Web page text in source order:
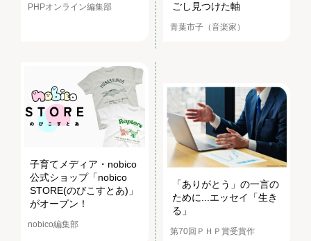
PHPオンライン編集部
ごし見つけた軸
青葉市子（音楽家）
子育てメディア・nobico
公式ショップ「nobico
STORE(のびこすとあ)」
がオープン！
nobico編集部
「ありがとう」の一言の
ために...エッセイ「生き
る」
第70回ＰＨＰ賞受賞作